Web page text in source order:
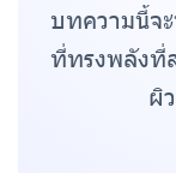
บทความนี้จ
ที่ทรงพลังที่
ผิ